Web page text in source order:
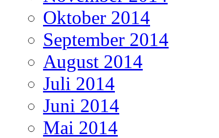
Oktober 2014
September 2014
August 2014
Juli 2014
Juni 2014
Mai 2014